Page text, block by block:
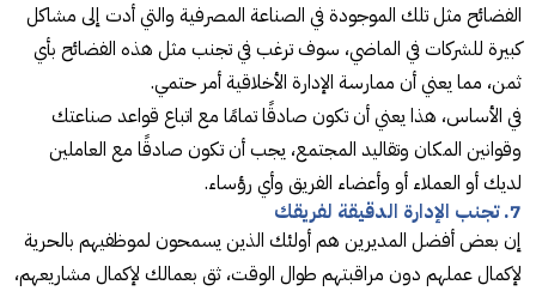
الفضائح مثل تلك الموجودة في الصناعة المصرفية والتي أدت إلى مشاكل
كبيرة للشركات في الماضي، سوف ترغب في تجنب مثل هذه الفضائح بأي
ثمن، مما يعني أن ممارسة الإدارة الأخلاقية أمر حتمي.
في الأساس، هذا يعني أن تكون صادقًا تمامًا مع اتباع قواعد صناعتك
وقوانين المكان وتقاليد المجتمع، يجب أن تكون صادقًا مع العاملين
لديك أو العملاء أو وأعضاء الفريق وأي رؤساء.
7. تجنب الإدارة الدقيقة لفريقك
إن بعض أفضل المديرين هم أولئك الذين يسمحون لموظفيهم بالحرية
لإكمال عملهم دون مراقبتهم طوال الوقت، ثق بعمالك لإكمال مشاريعهم،